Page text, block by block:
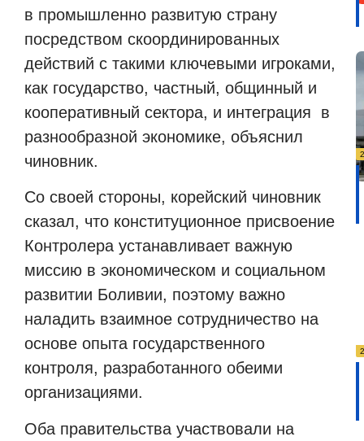
в промышленно развитую страну
посредством скоординированных
действий с такими ключевыми игроками,
как государство, частный, общинный и
кооперативный сектора, и интеграция в
разнообразной экономике, объяснил
чиновник.
Со своей стороны, корейский чиновник
сказал, что конституционное присвоение
Контролера устанавливает важную
миссию в экономическом и социальном
развитии Боливии, поэтому важно
наладить взаимное сотрудничество на
основе опыта государственного
контроля, разработанного обеими
организациями.
Оба правительства участвовали на